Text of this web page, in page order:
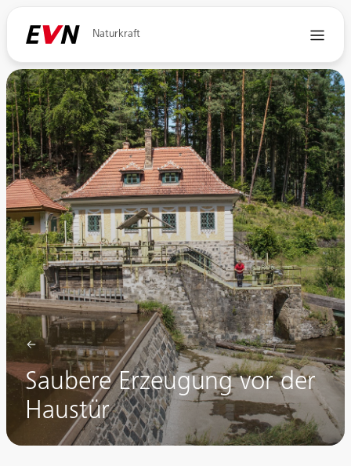
Naturkraft
Saubere Erzeugung vor der
Haustür